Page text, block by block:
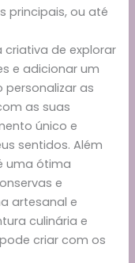
principais, ou até
criativa de explorar
e adicionar um
personalizar as
as suas
único e
sentidos. Além
uma ótima
e
artesanal e
culinária e
criar com os